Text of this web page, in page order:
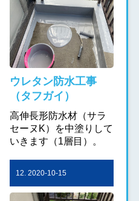
ウレタン防水工事
（タフガイ）
高伸長形防水材（サラ
セーヌK）を中塗りして
いきます（1層目）。
12. 2020-10-15